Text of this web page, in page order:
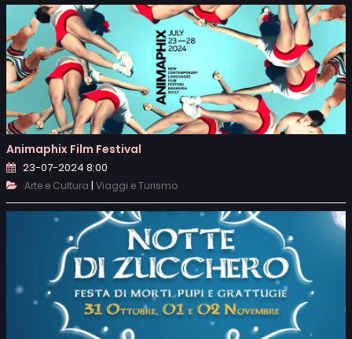
Animaphix Film Festival
23-07-2024 8:00
Arte e Cultura | Viaggi e Turismo